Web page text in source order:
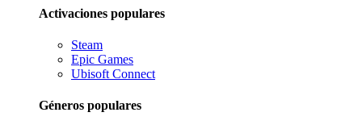
Activaciones populares
Steam
Epic Games
Ubisoft Connect
Géneros populares